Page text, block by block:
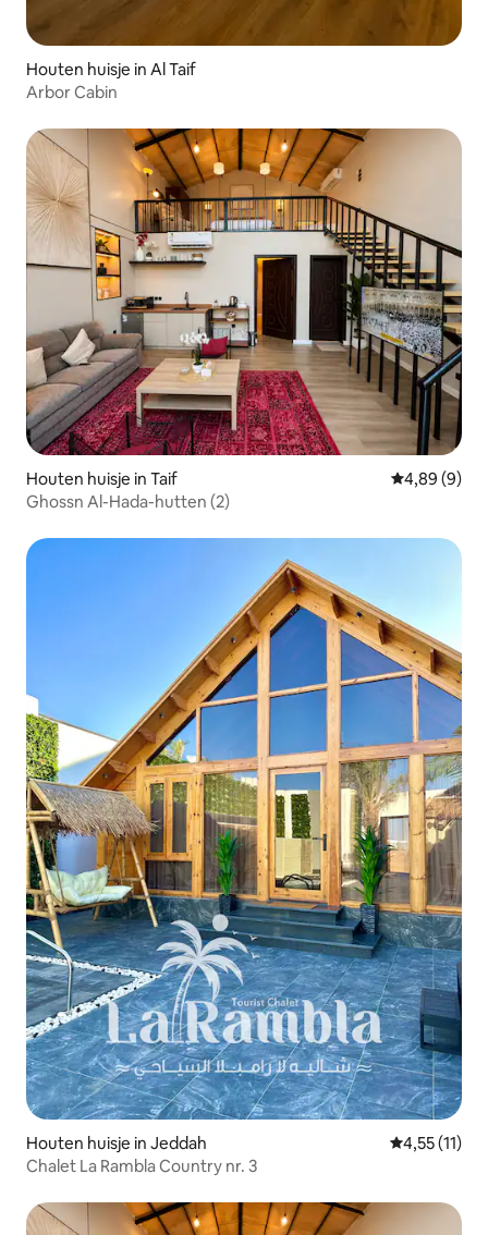
Houten huisje in Al Taif
Arbor Cabin
Houten huisje in Taif Gemiddelde
4,89 (9)
Ghossn Al-Hada-hutten (2)
Houten huisje in Jeddah Gemiddelde
4,55 (11)
Chalet La Rambla Country nr. 3